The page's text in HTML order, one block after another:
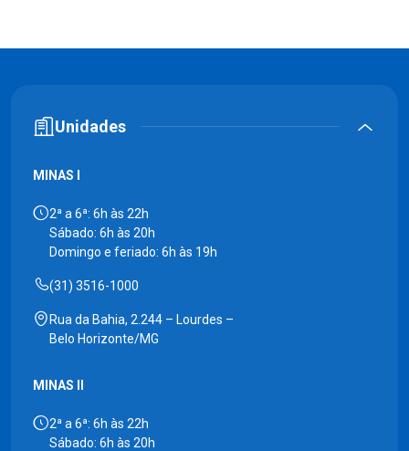
Unidades
MINAS I
2ª a 6ª: 6h às 22h
Sábado: 6h às 20h
Domingo e feriado: 6h às 19h
(31) 3516-1000
Rua da Bahia, 2.244 – Lourdes –
Belo Horizonte/MG
MINAS II
2ª a 6ª: 6h às 22h
Sábado: 6h às 20h